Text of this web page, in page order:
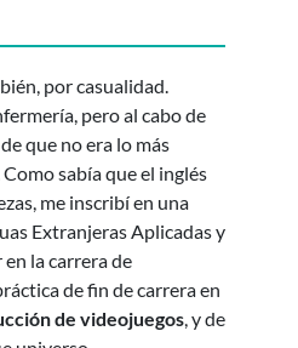
por casualidad.
pero al cabo de
que no era lo más
sabía que el inglés
me inscribí en una
Extranjeras Aplicadas y
la carrera de
de fin de carrera en
de videojuegos , y de